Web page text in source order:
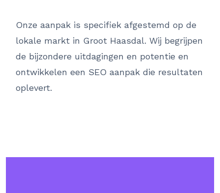
Onze aanpak is specifiek afgestemd op de
lokale markt in Groot Haasdal. Wij begrijpen
de bijzondere uitdagingen en potentie en
ontwikkelen een SEO aanpak die resultaten
oplevert.